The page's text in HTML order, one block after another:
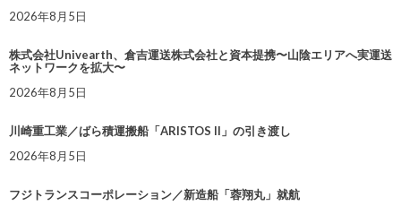
2026年8月5日
株式会社Univearth、倉吉運送株式会社と資本提携〜山陰エリアへ実運送
ネットワークを拡大〜
2026年8月5日
川崎重工業／ばら積運搬船「ARISTOS II」の引き渡し
2026年8月5日
フジトランスコーポレーション／新造船「蓉翔丸」就航